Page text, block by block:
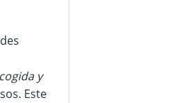
y
Este